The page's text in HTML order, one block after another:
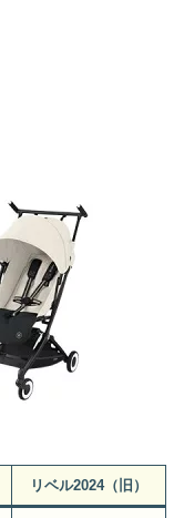
リベル2024（旧）